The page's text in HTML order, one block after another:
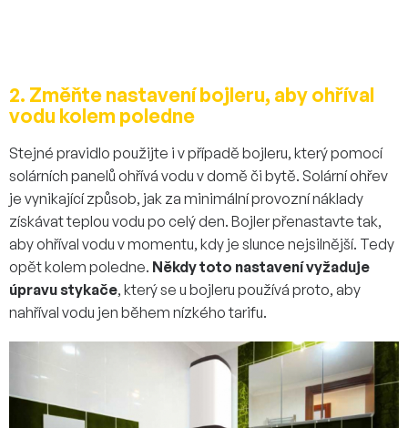
2. Změňte nastavení bojleru, aby ohříval
vodu kolem poledne
Stejné pravidlo použijte i v případě bojleru, který pomocí
solárních panelů ohřívá vodu v domě či bytě. Solární ohřev
je vynikající způsob, jak za minimální provozní náklady
získávat teplou vodu po celý den. Bojler přenastavte tak,
aby ohříval vodu v momentu, kdy je slunce nejsilnější. Tedy
opět kolem poledne. Někdy toto nastavení vyžaduje
úpravu stykače, který se u bojleru používá proto, aby
nahříval vodu jen během nízkého tarifu.